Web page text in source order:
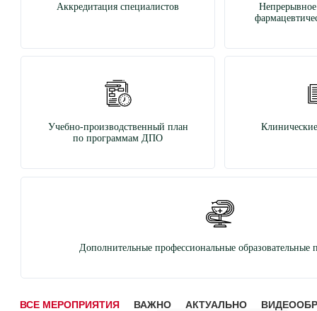
Аккредитация специалистов
Учебно-производственный план
по программам ДПО
Дополнительные профессиональные образовательные
ВСЕ МЕРОПРИЯТИЯ ВАЖНО АКТУАЛЬНО